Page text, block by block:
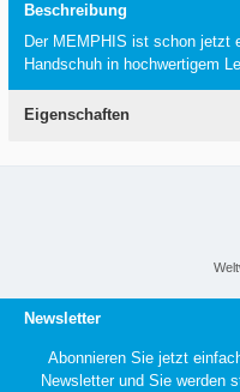
Beschreibung
Der MEMPHIS ist schon jetzt
Handschuh in hochwertigem
Eigenschaften
Newsletter
Abonnieren Sie jetzt
Newsletter und Sie werden